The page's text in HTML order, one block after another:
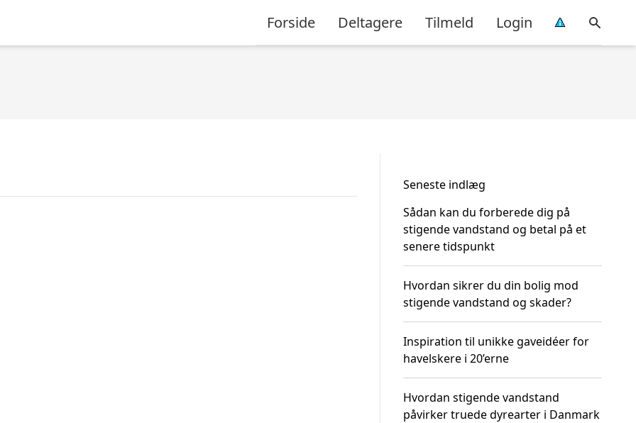
Forside Deltagere Tilmeld Login
Seneste indlæg
Sådan kan du forberede dig på
stigende vandstand og betal på et
senere tidspunkt
Hvordan sikrer du din bolig mod
stigende vandstand og skader?
Inspiration til unikke gaveidéer for
havelskere i 20’erne
Hvordan stigende vandstand
påvirker truede dyrearter i Danmark